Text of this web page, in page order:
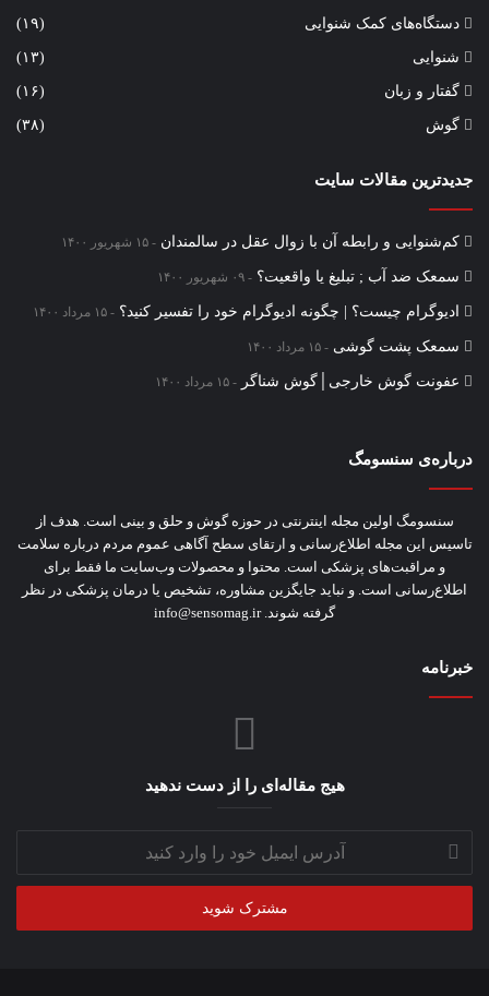
دستگاه‌های کمک شنوایی (۱۹)
شنوایی (۱۳)
گفتار و زبان (۱۶)
گوش (۳۸)
جدیدترین مقالات سایت
کم‌شنوایی و رابطه آن با زوال عقل در سالمندان ۱۵ شهریور ۱۴۰۰
سمعک ضد آب ; تبلیغ یا واقعیت؟ ۰۹ شهریور ۱۴۰۰
ادیوگرام چیست؟ | چگونه ادیوگرام خود را تفسیر کنید؟ ۱۵ مرداد ۱۴۰۰
سمعک‌ پشت گوشی ۱۵ مرداد ۱۴۰۰
عفونت گوش خارجی│گوش شناگر ۱۵ مرداد ۱۴۰۰
درباره‌ی سنسومگ
سنسومگ اولین مجله اینترنتی در حوزه گوش و حلق و بینی است. هدف از
تاسیس این مجله اطلاع‌رسانی و ارتقای سطح آگاهی عموم مردم درباره سلامت
و مراقبت‌های پزشکی است. محتوا و محصولات وب‌سایت ما فقط برای
اطلاع‌رسانی است. و نباید جایگزین مشاوره‌، تشخیص یا درمان پزشکی در نظر
گرفته شوند. info@sensomag.ir
خبرنامه
هیج مقاله‌ای را از دست ندهید
آدرس
ایمیل
خود
وارد